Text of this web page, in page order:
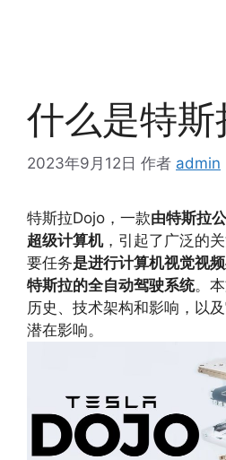
什么是特
2023年9月12日 作者 admin
特斯拉Dojo，一款由特斯拉
超级计算机，引起了广泛的
要任务是进行计算机视觉视
特斯拉的全自动驾驶系统。
历史、技术架构和影响，以
潜在影响。